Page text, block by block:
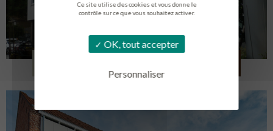
Ce site utilise des cookies et vous donne le
contrôle sur ce que vous souhaitez activer.
OK, tout accepter
Personnaliser